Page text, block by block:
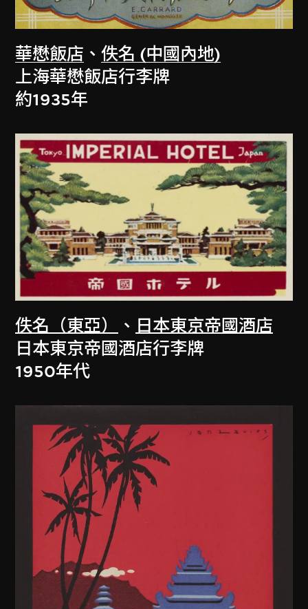
華懋飯店 、佚名 (中國內地)
上海華懋飯店行李牌
約1935年
佚名（東亞） 、 日本東京帝國酒店
日本東京帝國酒店行李牌
1950年代